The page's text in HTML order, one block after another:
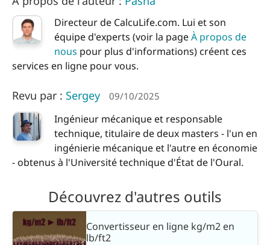
Directeur de CalcuLife.com. Lui et son
équipe d'experts (voir la pageÀ propos de
nous pour plus d'informations) créent ces
services en ligne pour vous.
Revu par : Sergey 09/10/2025
Ingénieur mécanique et responsable
technique, titulaire de deux masters - l'un en
ingénierie mécanique et l'autre en économie
- obtenus à l'Université technique d'État de l'Oural.
Découvrez d'autres outils
Convertisseur en ligne kg/m2 en
lb/ft2